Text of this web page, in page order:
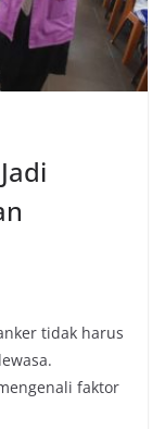
tidak harus
faktor